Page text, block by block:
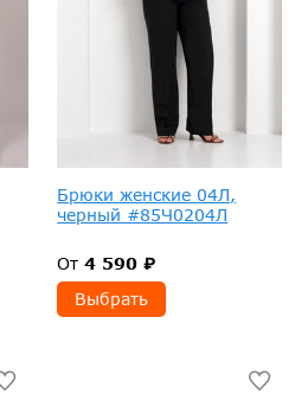
Брюки женские 04Л,
черный #85Ч0204Л
От 4 590 ₽
Выбрать